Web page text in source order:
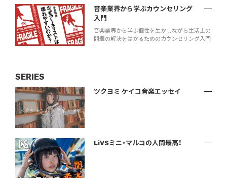
音楽業界から学ぶカウンセリング
入門
音楽業界から学ぶ個性を生かしながら生活上の
問題の解決をはかるためのカウンセリング入門
SERIES
ツクヨミ ケイコ音楽エッセイ
LiVSミニ・マルコの人間最高！